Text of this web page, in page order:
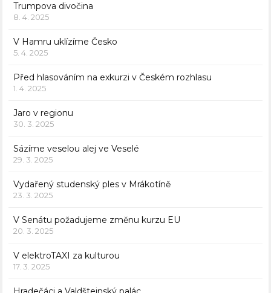
Trumpova divočina
8. 4. 2025
V Hamru uklízíme Česko
5. 4. 2025
Před hlasováním na exkurzi v Českém rozhlasu
1. 4. 2025
Jaro v regionu
30. 3. 2025
Sázíme veselou alej ve Veselé
29. 3. 2025
Vydařený studenský ples v Mrákotíně
23. 3. 2025
V Senátu požadujeme změnu kurzu EU
20. 3. 2025
V elektroTAXI za kulturou
17. 3. 2025